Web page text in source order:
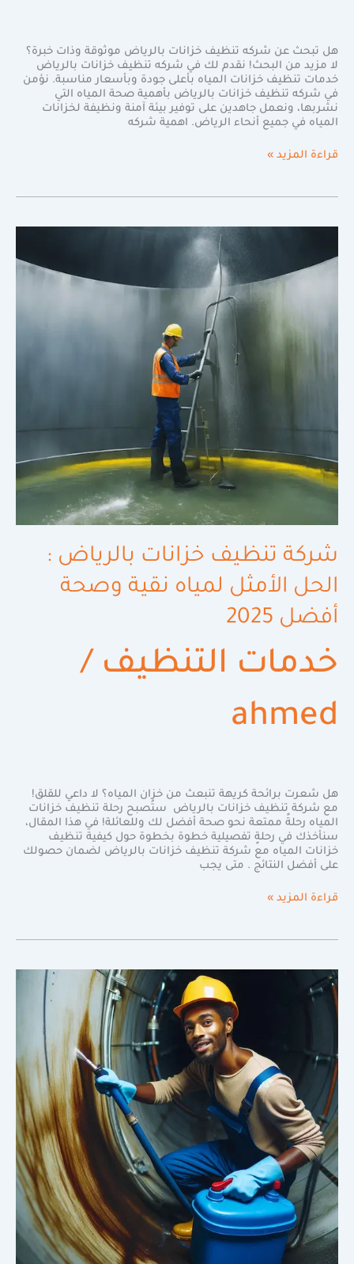
هل تبحث عن شركه تنظيف خزانات بالرياض موثوقة وذات خبرة؟
لا مزيد من البحث! نقدم لك في شركه تنظيف خزانات بالرياض
خدمات تنظيف خزانات المياه بأعلى جودة وبأسعار مناسبة. نؤمن
في شركه تنظيف خزانات بالرياض بأهمية صحة المياه التي
نشربها، ونعمل جاهدين على توفير بيئة آمنة ونظيفة لخزانات
المياه في جميع أنحاء الرياض. اهمية شركه
قراءة المزيد »
شركة تنظيف خزانات بالرياض :
الحل الأمثل لمياه نقية وصحة
أفضل 2025
خدمات التنظيف /
ahmed
هل شعرت برائحة كريهة تنبعث من خزان المياه؟ لا داعي للقلق!
مع شركة تنظيف خزانات بالرياض ستُصبح رحلة تنظيف خزانات
المياه رحلةً ممتعة نحو صحة أفضل لك وللعائلة! في هذا المقال،
سنأخذك في رحلةٍ تفصيلية خطوة بخطوة حول كيفية تنظيف
خزانات المياه مع شركة تنظيف خزانات بالرياض لضمان حصولك
على أفضل النتائج . متى يجب
خزانات
قراءة المزيد »
شركة
غسيل
خزانات
بالرياض